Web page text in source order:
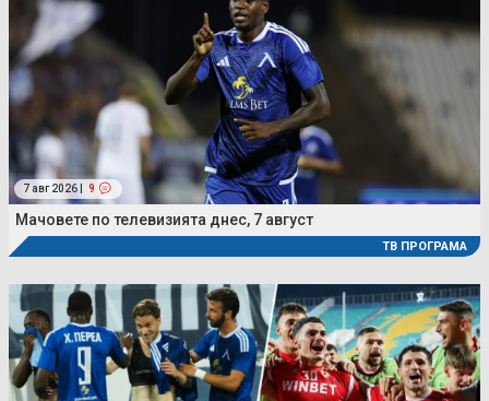
7 авг 2026 | 9
Мачовете по телевизията днес, 7 август
ТВ ПРОГРАМА